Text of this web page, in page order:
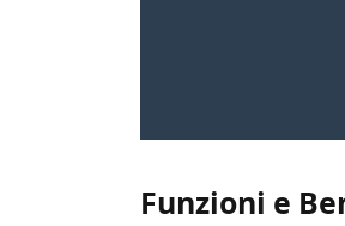
Funzioni e